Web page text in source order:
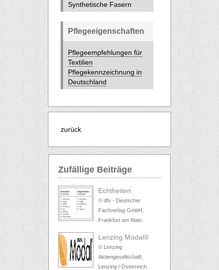
Synthetische Fasern
Pflegeeigenschaften
Pflegeempfehlungen für
Textilien
Pflegekennzeichnung in
Deutschland
zurück
Zufällige Beiträge
Echtheiten
© dfv - Deutscher
Fachverlag GmbH,
Frankfurt am Main
Lenzing Modal®
© Lenzing
Aktiengesellschaft,
Lenzing / Österreich